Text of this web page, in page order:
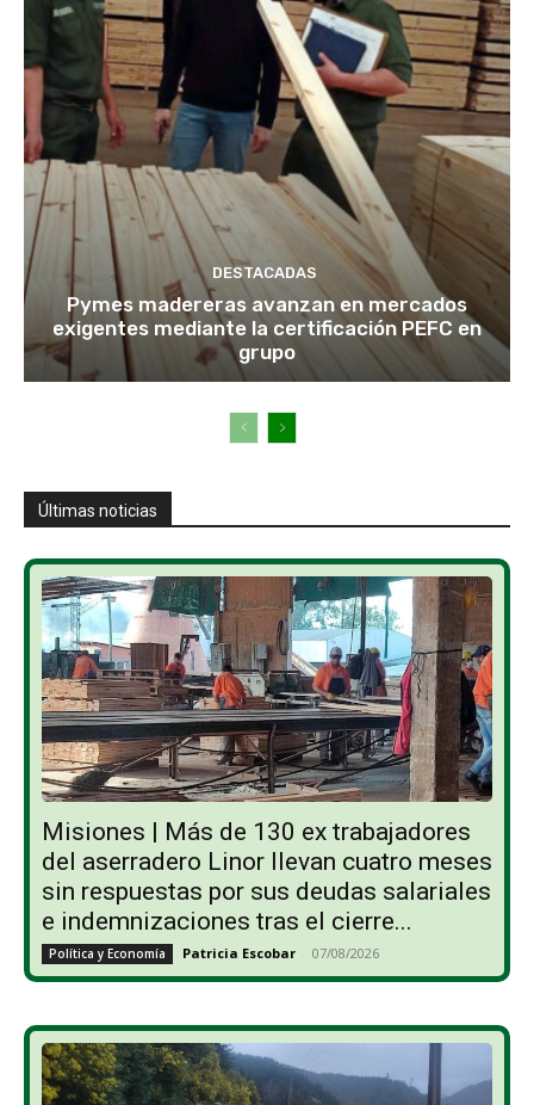
DESTACADAS
Pymes madereras avanzan en mercados
exigentes mediante la certificación PEFC en
grupo
Últimas noticias
Misiones | Más de 130 ex trabajadores
del aserradero Linor llevan cuatro meses
sin respuestas por sus deudas salariales
e indemnizaciones tras el cierre...
Política y Economía Patricia Escobar - 07/08/2026